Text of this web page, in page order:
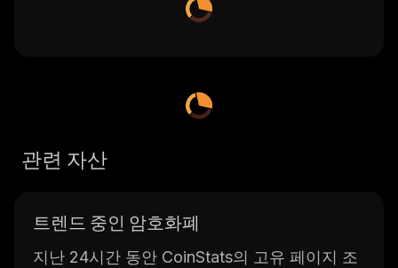
관련 자산
트렌드 중인 암호화폐
지난 24시간 동안 CoinStats의 고유 페이지 조